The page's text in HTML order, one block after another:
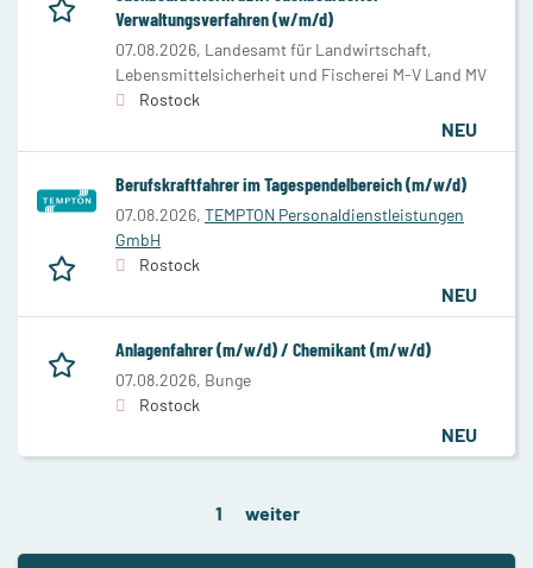
Verwaltungsverfahren (w/m/d)
07.08.2026, Landesamt für Landwirtschaft,
Lebensmittelsicherheit und Fischerei M-V Land MV
Rostock
NEU
Berufskraftfahrer im Tagespendelbereich (m/w/d)
07.08.2026, TEMPTON Personaldienstleistungen
GmbH
Rostock
NEU
Anlagenfahrer (m/w/d) / Chemikant (m/w/d)
07.08.2026, Bunge
Rostock
NEU
1 weiter